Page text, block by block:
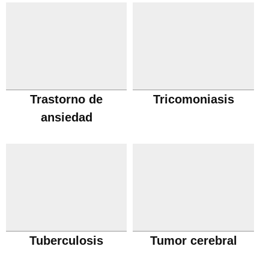
Trastorno de
ansiedad
Tricomoniasis
Tuberculosis Tumor cerebral